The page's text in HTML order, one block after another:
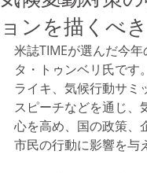
ョンを描くべき
米誌TIMEが選んだ今
タ・トゥンベリ氏です
ライキ、気候行動サミ
スピーチなどを通じ、
心を高め、国の政策、
市民の行動に影響を与